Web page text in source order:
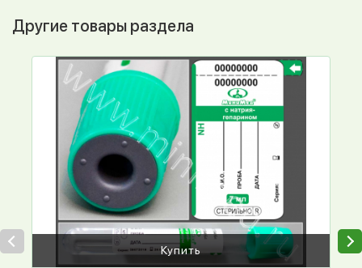
Другие товары раздела
Купить